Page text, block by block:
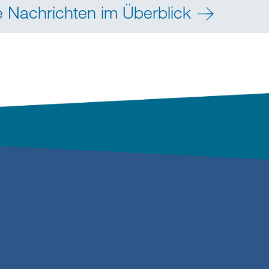
Nachrichten im Überblick